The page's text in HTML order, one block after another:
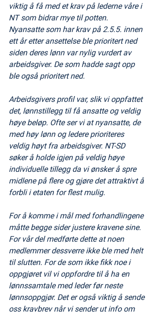
viktig å få med et krav på lederne våre i
NT som bidrar mye til potten.
Nyansatte som har krav på 2.5.5. innen
ett år etter ansettelse ble prioritert ned
siden deres lønn var nylig vurdert av
arbeidsgiver. De som hadde sagt opp
ble også prioritert ned.
Arbeidsgivers profil var, slik vi oppfattet
det, lønnstillegg til få ansatte og veldig
høye beløp. Ofte ser vi at nyansatte, de
med høy lønn og ledere prioriteres
veldig høyt fra arbeidsgiver. NT-SD
søker å holde igjen på veldig høye
individuelle tillegg da vi ønsker å spre
midlene på flere og gjøre det attraktivt å
forbli i etaten for flest mulig.
For å komme i mål med forhandlingene
måtte begge sider justere kravene sine.
For vår del medførte dette at noen
medlemmer dessverre ikke ble med helt
til slutten. For de som ikke fikk noe i
oppgjøret vil vi oppfordre til å ha en
lønnssamtale med leder før neste
lønnsoppgjør. Det er også viktig å sende
oss kravbrev når vi sender ut info om